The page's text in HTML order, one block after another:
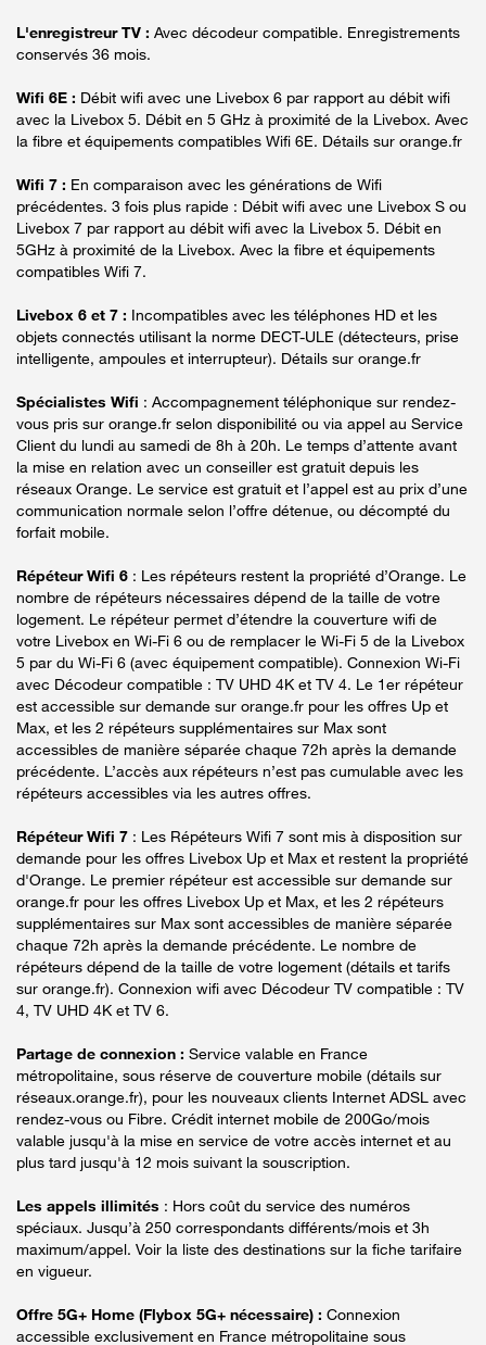
L'enregistreur TV : Avec décodeur compatible. Enregistrements
conservés 36 mois.
Wifi 6E : Débit wifi avec une Livebox 6 par rapport au débit wifi
avec la Livebox 5. Débit en 5 GHz à proximité de la Livebox. Avec
la fibre et équipements compatibles Wifi 6E. Détails sur orange.fr
Wifi 7 : En comparaison avec les générations de Wifi
précédentes. 3 fois plus rapide : Débit wifi avec une Livebox S ou
Livebox 7 par rapport au débit wifi avec la Livebox 5. Débit en
5GHz à proximité de la Livebox. Avec la fibre et équipements
compatibles Wifi 7.
Livebox 6 et 7 : Incompatibles avec les téléphones HD et les
objets connectés utilisant la norme DECT-ULE (détecteurs, prise
intelligente, ampoules et interrupteur). Détails sur orange.fr
Spécialistes Wifi : Accompagnement téléphonique sur rendez-
vous pris sur orange.fr selon disponibilité ou via appel au Service
Client du lundi au samedi de 8h à 20h. Le temps d’attente avant
la mise en relation avec un conseiller est gratuit depuis les
réseaux Orange. Le service est gratuit et l’appel est au prix d’une
communication normale selon l’offre détenue, ou décompté du
forfait mobile.
Répéteur Wifi 6 : Les répéteurs restent la propriété d’Orange. Le
nombre de répéteurs nécessaires dépend de la taille de votre
logement. Le répéteur permet d’étendre la couverture wifi de
votre Livebox en Wi-Fi 6 ou de remplacer le Wi-Fi 5 de la Livebox
5 par du Wi-Fi 6 (avec équipement compatible). Connexion Wi-Fi
avec Décodeur compatible : TV UHD 4K et TV 4. Le 1er répéteur
est accessible sur demande sur orange.fr pour les offres Up et
Max, et les 2 répéteurs supplémentaires sur Max sont
accessibles de manière séparée chaque 72h après la demande
précédente. L’accès aux répéteurs n’est pas cumulable avec les
répéteurs accessibles via les autres offres.
Répéteur Wifi 7 : Les Répéteurs Wifi 7 sont mis à disposition sur
demande pour les offres Livebox Up et Max et restent la propriété
d'Orange. Le premier répéteur est accessible sur demande sur
orange.fr pour les offres Livebox Up et Max, et les 2 répéteurs
supplémentaires sur Max sont accessibles de manière séparée
chaque 72h après la demande précédente. Le nombre de
répéteurs dépend de la taille de votre logement (détails et tarifs
sur orange.fr). Connexion wifi avec Décodeur TV compatible : TV
4, TV UHD 4K et TV 6.
Partage de connexion : Service valable en France
métropolitaine, sous réserve de couverture mobile (détails sur
réseaux.orange.fr), pour les nouveaux clients Internet ADSL avec
rendez-vous ou Fibre. Crédit internet mobile de 200Go/mois
valable jusqu'à la mise en service de votre accès internet et au
plus tard jusqu'à 12 mois suivant la souscription.
Les appels illimités : Hors coût du service des numéros
spéciaux. Jusqu’à 250 correspondants différents/mois et 3h
maximum/appel. Voir la liste des destinations sur la fiche tarifaire
en vigueur.
Offre 5G+ Home (Flybox 5G+ nécessaire) : Connexion
accessible exclusivement en France métropolitaine sous